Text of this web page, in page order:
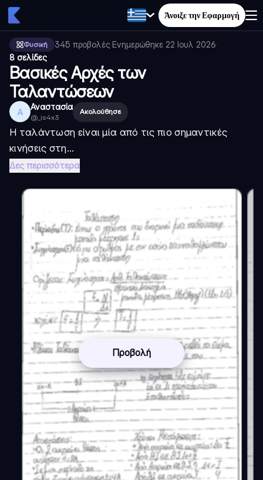
Άνοιξε την Εφαρμογή
Φυσική 345 προβολές·Ενημερώθηκε 22 Ιουλ 2026·
8 σελίδες
Βασικές Αρχές των
Ταλαντώσεων
Α Αναστασία
@ _is4x3
Ακολούθησε
Η ταλάντωση είναι μία από τις πιο σημαντικές
κινήσεις στη...
Δες περισσότερα
Προβολή